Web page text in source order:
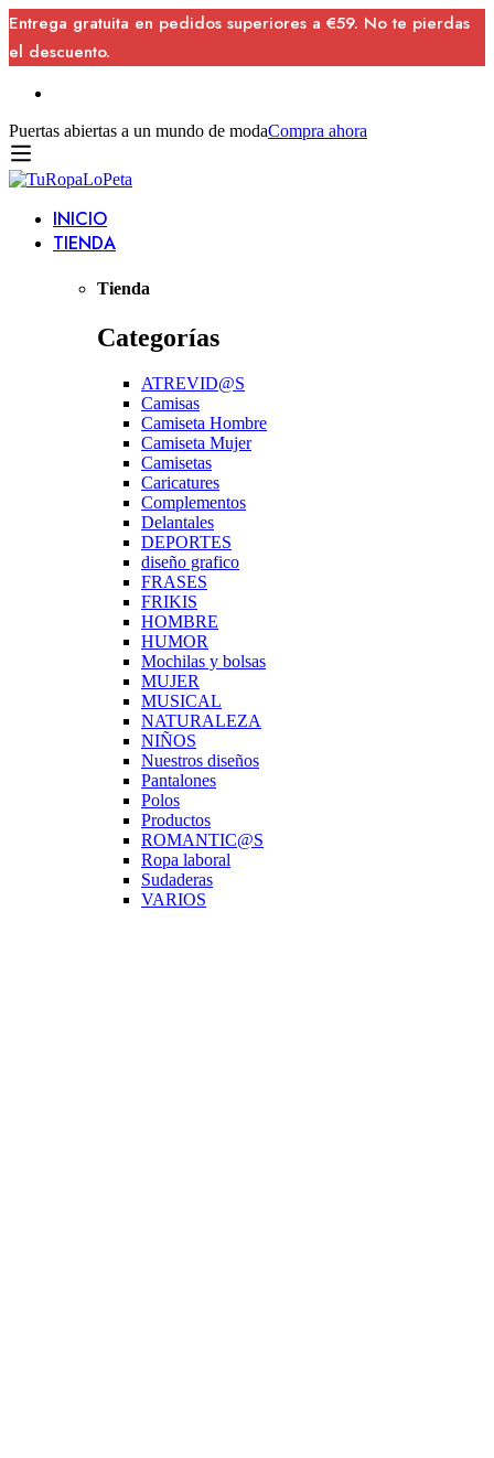
Entrega gratuita en pedidos superiores a €59. No te pierdas
el descuento.
Puertas abiertas a un mundo de modaCompra ahora
INICIO
TIENDA
Tienda
Categorías
ATREVID@S
Camisas
Camiseta Hombre
Camiseta Mujer
Camisetas
Caricatures
Complementos
Delantales
DEPORTES
diseño grafico
FRASES
FRIKIS
HOMBRE
HUMOR
Mochilas y bolsas
MUJER
MUSICAL
NATURALEZA
NIÑOS
Nuestros diseños
Pantalones
Polos
Productos
ROMANTIC@S
Ropa laboral
Sudaderas
VARIOS